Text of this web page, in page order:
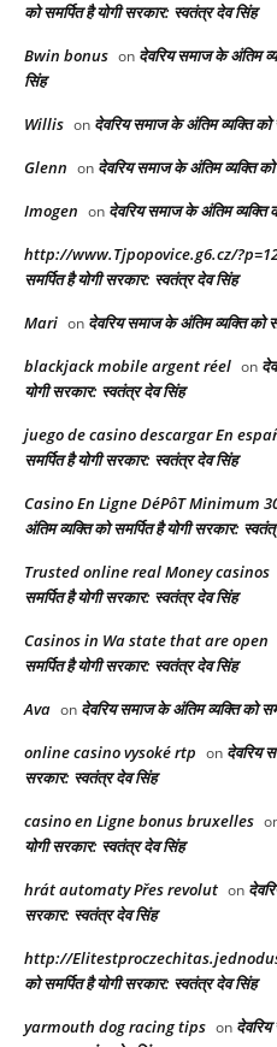
को समर्पित है योगी सरकार: स्वतंत्र देव सिंह
Bwin bonus on देवरिय समाज के अंतिम
सिंह
Willis on देवरिय समाज के अंतिम व्यक्ति को
Glenn on देवरिय समाज के अंतिम व्यक्ति
Imogen on देवरिय समाज के अंतिम व्यक्ति
http://www.Tjpopovice.g6.cz/
समर्पित है योगी सरकार: स्वतंत्र देव सिंह
Mari on देवरिय समाज के अंतिम व्यक्ति को
blackjack mobile argent réel on
योगी सरकार: स्वतंत्र देव सिंह
juego de casino descargar En
समर्पित है योगी सरकार: स्वतंत्र देव सिंह
Casino En Ligne DéPôT Minimum
अंतिम व्यक्ति को समर्पित है योगी सरकार:
Trusted online real Money casinos
समर्पित है योगी सरकार: स्वतंत्र देव सिंह
Casinos in Wa state that are open
समर्पित है योगी सरकार: स्वतंत्र देव सिंह
Ava on देवरिय समाज के अंतिम व्यक्ति को
online casino vysoké rtp on देवरिय
सरकार: स्वतंत्र देव सिंह
casino en Ligne bonus bruxelles
योगी सरकार: स्वतंत्र देव सिंह
hrát automaty Přes revolut on
सरकार: स्वतंत्र देव सिंह
http://
को समर्पित है योगी सरकार: स्वतंत्र देव सिंह
yarmouth dog racing tips​ on देवरिय